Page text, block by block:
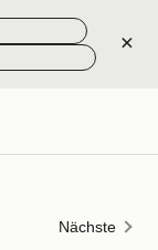
×
Nächste